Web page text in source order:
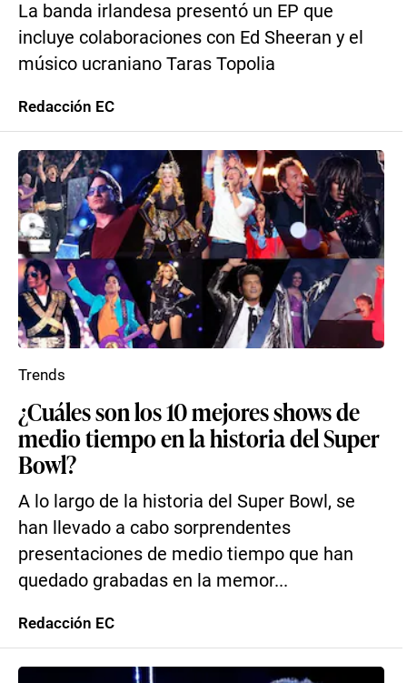
La banda irlandesa presentó un EP que
incluye colaboraciones con Ed Sheeran y el
músico ucraniano Taras Topolia
Redacción EC
¿Cuáles son los 10 mejores shows de
medio tiempo en la historia del Super
Bowl?
A lo largo de la historia del Super Bowl, se
han llevado a cabo sorprendentes
presentaciones de medio tiempo que han
quedado grabadas en la memor...
Trends
Redacción EC